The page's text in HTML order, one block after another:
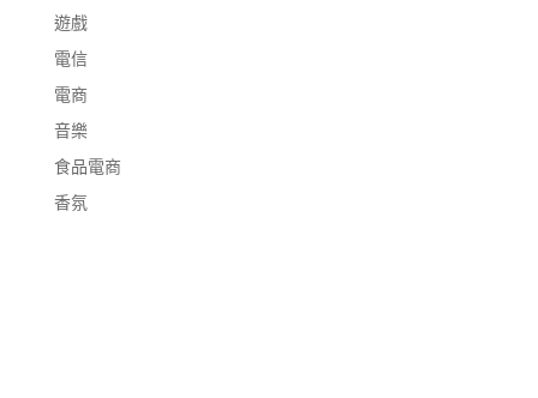
遊戲
電信
電商
音樂
食品電商
香氛